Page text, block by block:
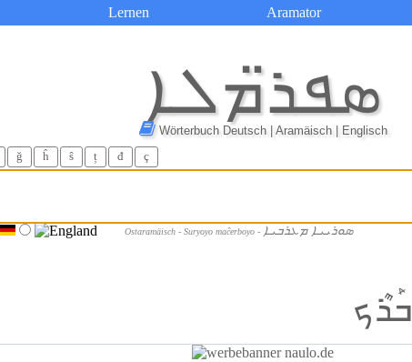
Lernen Aramator
ܣܦܪ̈ܡܠܐ
Wörterbuch Deutsch | Aramäisch | Englisch
ğ ĥ ŝ ț đ ç
Ostaramäisch - Suryoyo maĉerboyo - ܣܘܪܝܝܐ ܡܥܪܒܝܐ
ܒܰܪܶܟ